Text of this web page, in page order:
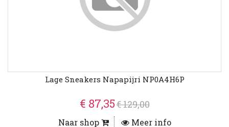
Lage Sneakers Napapijri NP0A4H6P
€ 87,35€ 129,00
Naar shop Meer info